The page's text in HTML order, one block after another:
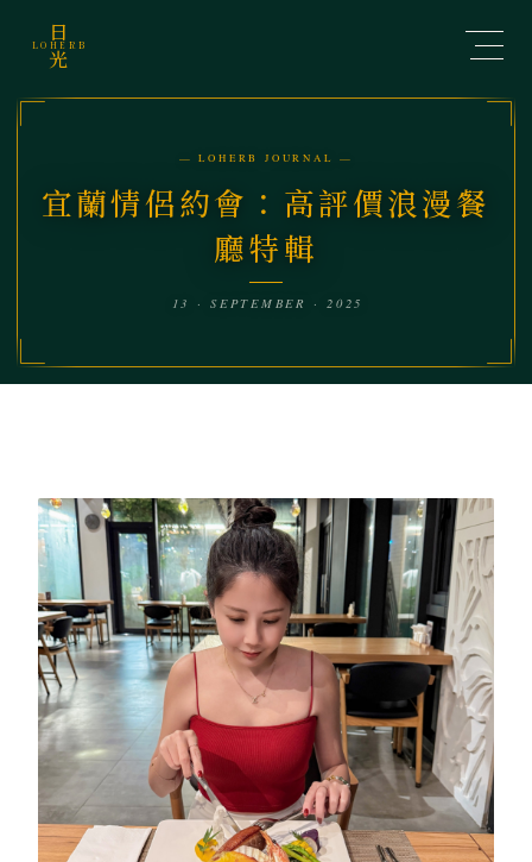
日
LOHERB
光
— LOHERB JOURNAL —
宜蘭情侶約會：高評價浪漫餐
廳特輯
13 · SEPTEMBER · 2025